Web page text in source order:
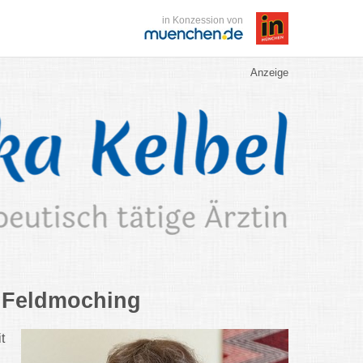
in Konzession von
Anzeige